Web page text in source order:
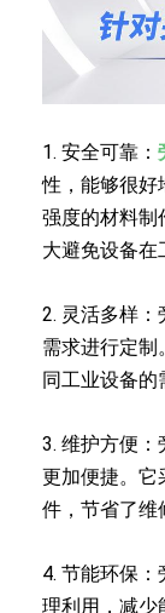
1. 安全可靠：
性，能够很好
强度的材料制
大避免设备在
2. 灵活多样
需求进行定制
同工业设备的
3. 维护方便
更加便捷。它
件，节省了维
4. 节能环保
理利用，减少